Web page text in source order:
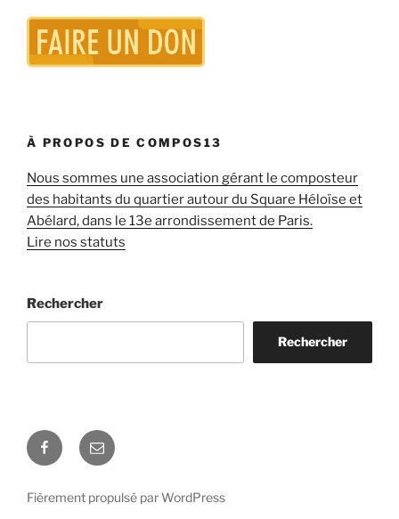
À PROPOS DE COMPOS13
Nous sommes une association gérant le composteur
des habitants du quartier autour du Square Héloïse et
Abélard, dans le 13e arrondissement de Paris.
Lire nos statuts
Rechercher
Rechercher
Facebook
E-
mail
Fièrement propulsé par WordPress